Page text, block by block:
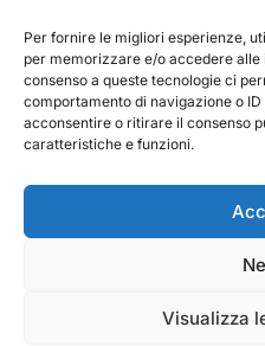
Per fornire le migliori esperienze,
per memorizzare e/o accedere
consenso a queste tecnologie ci
comportamento di navigazione o
acconsentire o ritirare il consenso
caratteristiche e funzioni.
Visualizza
Copyright © 2026 —
Rights